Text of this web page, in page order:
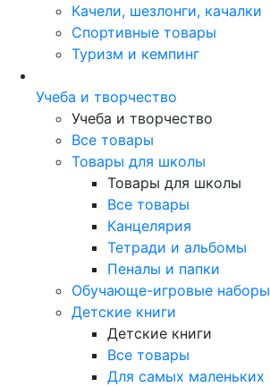
Качели, шезлонги, качалки
Спортивные товары
Туризм и кемпинг
Учеба и творчество
Учеба и творчество
Все товары
Товары для школы
Товары для школы
Все товары
Канцелярия
Тетради и альбомы
Пеналы и папки
Обучающе-игровые наборы
Детские книги
Детские книги
Все товары
Для самых маленьких